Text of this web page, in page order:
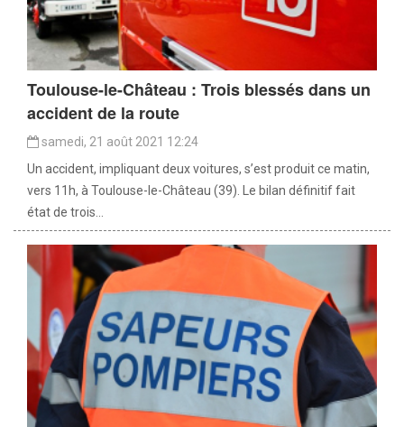
Toulouse-le-Château : Trois blessés dans un
accident de la route
samedi, 21 août 2021 12:24
Un accident, impliquant deux voitures, s’est produit ce matin,
vers 11h, à Toulouse-le-Château (39). Le bilan définitif fait
état de trois...